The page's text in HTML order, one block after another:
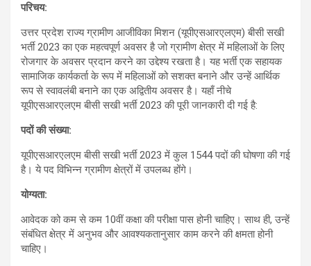
परिचय:
उत्तर प्रदेश राज्य ग्रामीण आजीविका मिशन (यूपीएसआरएलएम) बीसी सखी
भर्ती 2023 का एक महत्वपूर्ण अवसर है जो ग्रामीण क्षेत्र में महिलाओं के लिए
रोजगार के अवसर प्रदान करने का उद्देश्य रखता है। यह भर्ती एक सहायक
सामाजिक कार्यकर्ता के रूप में महिलाओं को सशक्त बनाने और उन्हें आर्थिक
रूप से स्वावलंबी बनाने का एक अद्वितीय अवसर है। यहाँ नीचे
यूपीएसआरएलएम बीसी सखी भर्ती 2023 की पूरी जानकारी दी गई है:
पदों की संख्या:
यूपीएसआरएलएम बीसी सखी भर्ती 2023 में कुल 1544 पदों की घोषणा की गई
है। ये पद विभिन्न ग्रामीण क्षेत्रों में उपलब्ध होंगे।
योग्यता:
आवेदक को कम से कम 10वीं कक्षा की परीक्षा पास होनी चाहिए। साथ ही, उन्हें
संबंधित क्षेत्र में अनुभव और आवश्यकतानुसार काम करने की क्षमता होनी
चाहिए।